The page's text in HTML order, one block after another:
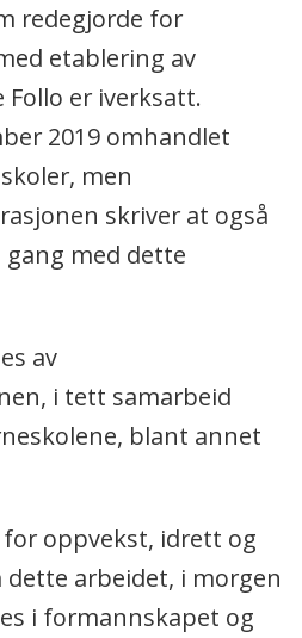
redegjorde for
etablering av
Follo er iverksatt.
2019 omhandlet
men
skriver at også
med dette
av
i tett samarbeid
blant annet
oppvekst, idrett og
arbeidet, i morgen
i formannskapet og